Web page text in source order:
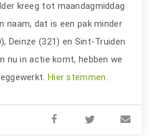
kreeg tot maandagmiddag
naam, dat is een pak minder
Deinze (321) en Sint-Truiden
nu in actie komt, hebben we
Hier stemmen.